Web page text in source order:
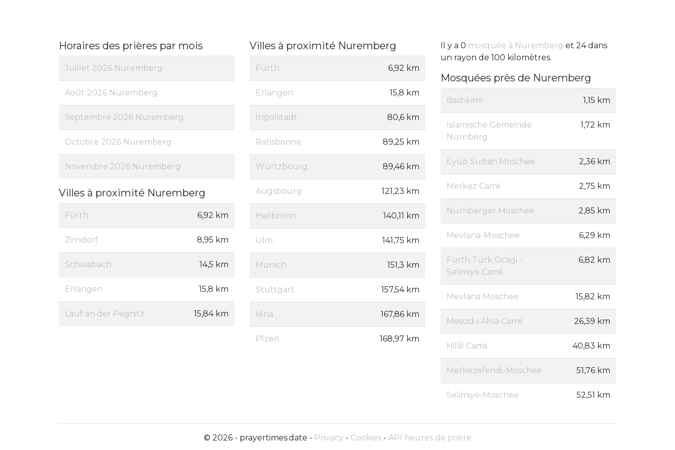
Horaires des prières par mois
Juillet 2026 Nuremberg
Août 2026 Nuremberg
Septembre 2026 Nuremberg
Octobre 2026 Nuremberg
Novembre 2026 Nuremberg
Villes à proximité Nuremberg
Fürth 6,92 km
Zirndorf 8,95 km
Schwabach 14,5 km
Erlangen 15,8 km
Lauf an der Pegnitz 15,84 km
Villes à proximité Nuremberg
Fürth 6,92 km
Erlangen 15,8 km
Ingolstadt 80,6 km
Ratisbonne 89,25 km
Wurtzbourg 89,46 km
Augsbourg 121,23 km
Heilbronn 140,11 km
Ulm 141,75 km
Munich 151,3 km
Stuttgart 157,54 km
Iéna 167,86 km
Plzeň 168,97 km
Il y a 0 mosquée à Nuremberg et 24 dans
un rayon de 100 kilomètres.
Mosquées près de Nuremberg
Bashkimi 1,15 km
Islamische Gemeinde
Nürnberg
1,72 km
Eyüp Sultan Moschee 2,36 km
Merkez Camii 2,75 km
Nürnberger Moschee 2,85 km
Mevlana-Moschee 6,29 km
Fürth Türk Ocagi -
Selimiye Camii
6,82 km
Mevlana Moschee 15,82 km
Mescid-i Aksa Camii 26,39 km
Hilâl Camii 40,83 km
Merkezefendi-Moschee 51,76 km
Selimiye-Moschee 52,51 km
© 2026 - prayertimes.date - Privacy- Cookies- API heures de prière